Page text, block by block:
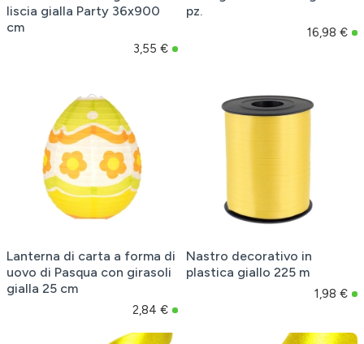
liscia gialla Party 36x900
cm
3,55 €
pz.
16,98 €
Lanterna di carta a forma di
uovo di Pasqua con girasoli
gialla 25 cm
2,84 €
Nastro decorativo in
plastica giallo 225 m
1,98 €